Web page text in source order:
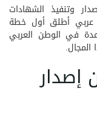
وتنفيذ الشهادات
عربي أطلق أول خطة
في الوطن العربي
إصدار